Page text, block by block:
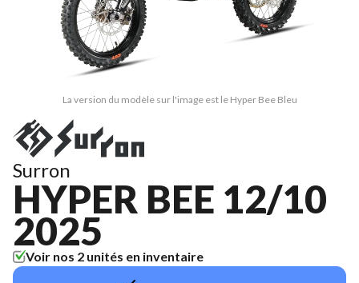
La version du modèle sur l'image est le Hyper Bee Bleu
Surron
HYPER BEE 12/10
2025
Voir nos 2 unités en inventaire